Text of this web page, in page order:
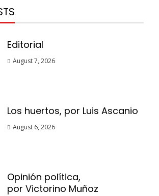
Editorial
August 7, 2026
Los huertos, por Luis Ascanio
August 6, 2026
Opinión política,
por Victorino Muñoz